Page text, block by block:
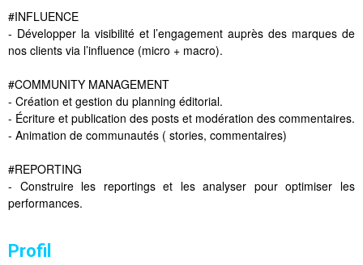
#INFLUENCE
- Développer la visibilité et l’engagement auprès des marques de
nos clients via l’influence (micro + macro).
#COMMUNITY MANAGEMENT
- Création et gestion du planning éditorial.
- Écriture et publication des posts et modération des commentaires.
- Animation de communautés ( stories, commentaires)
#REPORTING
- Construire les reportings et les analyser pour optimiser les
performances.
Profil